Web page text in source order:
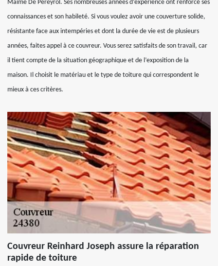
Maime De Pereyrol. Ses nombreuses années d’expérience ont renforcé ses
connaissances et son habileté. Si vous voulez avoir une couverture solide,
résistante face aux intempéries et dont la durée de vie est de plusieurs
années, faites appel à ce couvreur. Vous serez satisfaits de son travail, car
il tient compte de la situation géographique et de l’exposition de la
maison. Il choisit le matériau et le type de toiture qui correspondent le
mieux à ces critères.
Couvreur Reinhard Joseph assure la réparation
rapide de toiture